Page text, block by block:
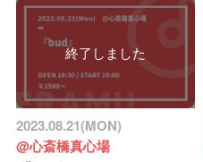
終了しました
2023.08.21(MON)
@心斎橋真心場